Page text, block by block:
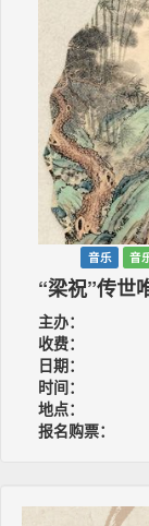
音乐 音
“梁祝”传世
主办：
收费：
日期：
时间：
地点：
报名购票：